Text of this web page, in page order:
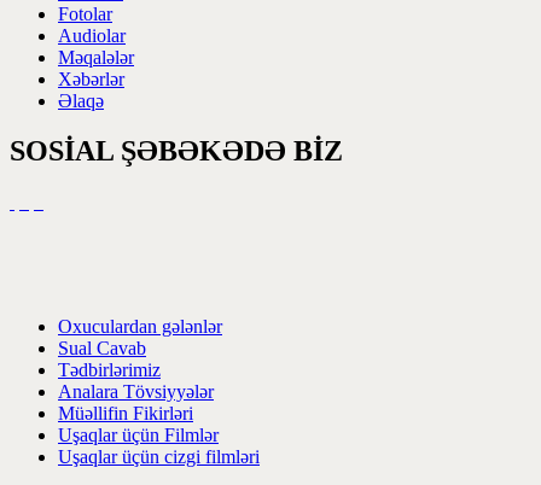
Fotolar
Audiolar
Məqalələr
Xəbərlər
Əlaqə
SOSİAL ŞƏBƏKƏDƏ BİZ
Oxuculardan gələnlər
Sual Cavab
Tədbirlərimiz
Analara Tövsiyyələr
Müəllifin Fikirləri
Uşaqlar üçün Filmlər
Uşaqlar üçün cizgi filmləri